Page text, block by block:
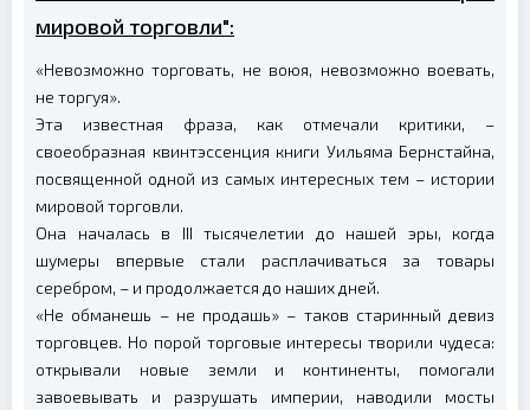
мировой торговли":
«Невозможно торговать, не воюя, невозможно воевать,
не торгуя».
Эта известная фраза, как отмечали критики, –
своеобразная квинтэссенция книги Уильяма Бернстайна,
посвященной одной из самых интересных тем – истории
мировой торговли.
Она началась в III тысячелетии до нашей эры, когда
шумеры впервые стали расплачиваться за товары
серебром, – и продолжается до наших дней.
«Не обманешь – не продашь» – таков старинный девиз
торговцев. Но порой торговые интересы творили чудеса:
открывали новые земли и континенты, помогали
завоевывать и разрушать империи, наводили мосты